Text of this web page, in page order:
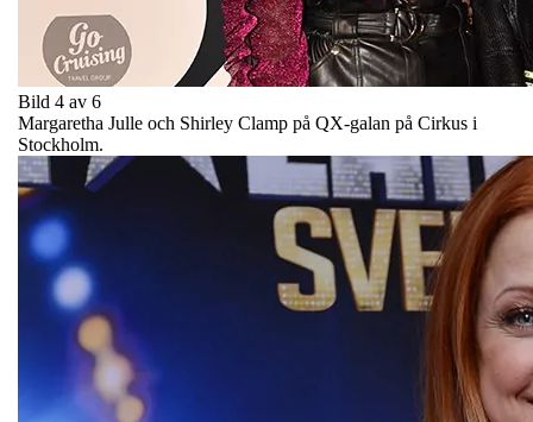
Bild 4 av 6
Margaretha Julle och Shirley Clamp på QX-galan på Cirkus i
Stockholm.